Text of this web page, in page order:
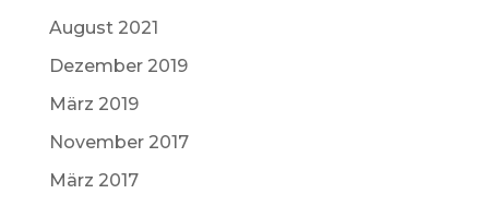
August 2021
Dezember 2019
März 2019
November 2017
März 2017